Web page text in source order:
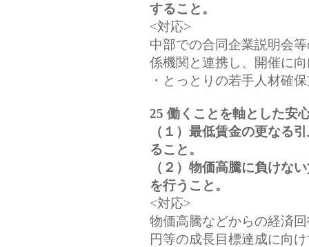
すること。
<対応>
中部での合同企業説明会
係機関と連携し、開催に
・とっとりの若手人材確
25 働くことを軸とした安
（１）最低賃金の更なる
ること。
（２）物価高騰に負けな
を行うこと。
<対応>
物価高騰などからの経済
円等の成長目標達成に向